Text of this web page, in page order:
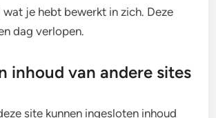
je hebt bewerkt in zich. Deze
dag verlopen.
inhoud van andere sites
site kunnen ingesloten inhoud